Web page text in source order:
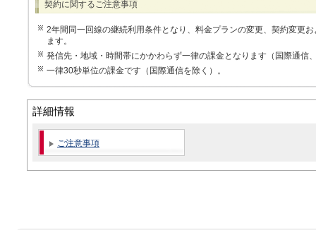
契約に関するご注意事項
2年間同一回線の継続利用条件となり、料金プランの変更、契約変更
ます。
発信先・地域・時間帯にかかわらず一律の課金となります（国際通信
一律30秒単位の課金です（国際通信を除く）。
詳細情報
ご注意事項